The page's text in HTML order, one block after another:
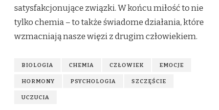
satysfakcjonujące związki. W końcu miłość to nie
tylko chemia – to także świadome działania, które
wzmacniają nasze więzi z drugim człowiekiem.
BIOLOGIA CHEMIA CZŁOWIEK EMOCJE
HORMONY PSYCHOLOGIA SZCZĘŚCIE
UCZUCIA